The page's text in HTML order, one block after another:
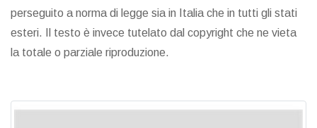
perseguito a norma di legge sia in Italia che in tutti gli stati
esteri. Il testo è invece tutelato dal copyright che ne vieta
la totale o parziale riproduzione.